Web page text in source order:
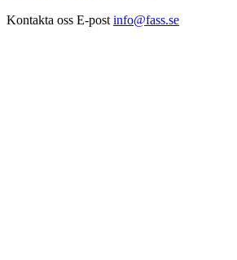
Kontakta oss E-post info@fass.se